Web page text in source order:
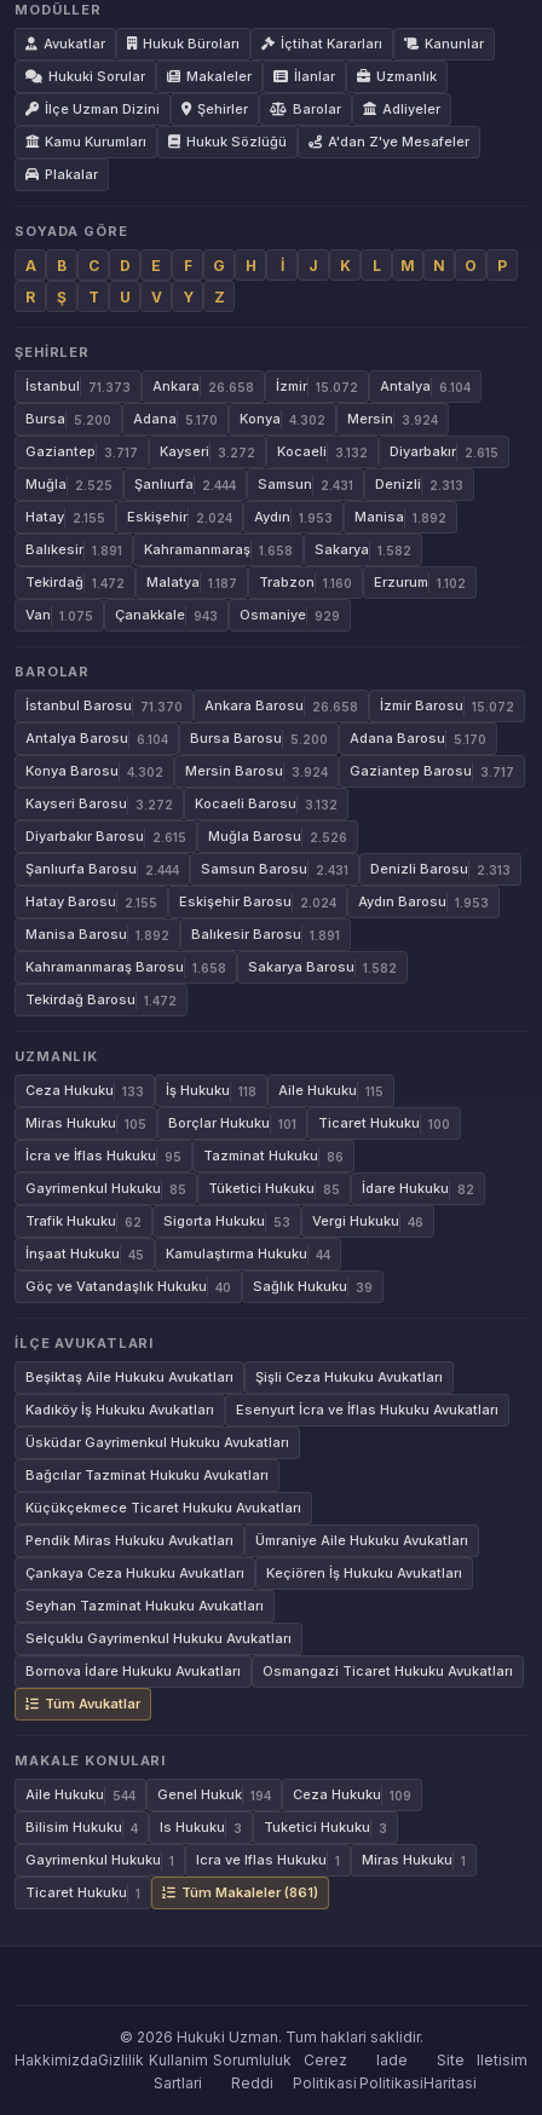
MODÜLLER
Avukatlar
Hukuk Büroları İçtihat Kararları
Kanunlar
Hukuki Sorular
Makaleler İlanlar
Uzmanlık
İlçe Uzman Dizini
Şehirler Barolar
Adliyeler
Kamu Kurumları
Hukuk Sözlüğü
A'dan Z'ye Mesafeler
Plakalar
SOYADA GÖRE
A B C D E F G H İ J K L M N O
P
R
Ş T U V Y Z
ŞEHIRLER
İstanbul
71.373 Ankara 26.658 İzmir 15.072 Antalya 6.104
Bursa 5.200 Adana 5.170 Konya 4.302 Mersin 3.924
Gaziantep 3.717 Kayseri 3.272 Kocaeli 3.132 Diyarbakır 2.615
Muğla 2.525 Şanlıurfa 2.444 Samsun 2.431 Denizli 2.313
Hatay 2.155 Eskişehir 2.024 Aydın 1.953 Manisa 1.892
Balıkesir 1.891 Kahramanmaraş 1.658 Sakarya 1.582
Tekirdağ 1.472 Malatya 1.187 Trabzon 1.160 Erzurum 1.102
Van 1.075 Çanakkale 943 Osmaniye 929
BAROLAR
İstanbul Barosu
71.370 Ankara Barosu 26.658 İzmir Barosu 15.072
Antalya Barosu 6.104 Bursa Barosu 5.200 Adana Barosu 5.170
Konya Barosu 4.302 Mersin Barosu 3.924 Gaziantep Barosu 3.717
Kayseri Barosu 3.272 Kocaeli Barosu 3.132
Diyarbakır Barosu 2.615 Muğla Barosu 2.526
Şanlıurfa Barosu 2.444 Samsun Barosu 2.431 Denizli Barosu 2.313
Hatay Barosu 2.155 Eskişehir Barosu 2.024 Aydın Barosu 1.953
Manisa Barosu 1.892 Balıkesir Barosu 1.891
Kahramanmaraş Barosu 1.658 Sakarya Barosu 1.582
Tekirdağ Barosu 1.472
UZMANLIK
Ceza Hukuku
133 İş Hukuku 118 Aile Hukuku 115
Miras Hukuku 105 Borçlar Hukuku 101 Ticaret Hukuku 100
İcra ve İflas Hukuku 95 Tazminat Hukuku 86
Gayrimenkul Hukuku 85 Tüketici Hukuku 85 İdare Hukuku 82
Trafik Hukuku 62 Sigorta Hukuku 53 Vergi Hukuku 46
İnşaat Hukuku 45 Kamulaştırma Hukuku 44
Göç ve Vatandaşlık Hukuku 40 Sağlık Hukuku 39
İLÇE AVUKATLARI
Beşiktaş Aile Hukuku Avukatları
Şişli Ceza Hukuku Avukatları
Kadıköy İş Hukuku Avukatları
Esenyurt İcra ve İflas Hukuku Avukatları
Üsküdar Gayrimenkul Hukuku Avukatları
Bağcılar Tazminat Hukuku Avukatları
Küçükçekmece Ticaret Hukuku Avukatları
Pendik Miras Hukuku Avukatları
Ümraniye Aile Hukuku Avukatları
Çankaya Ceza Hukuku Avukatları
Keçiören İş Hukuku Avukatları
Seyhan Tazminat Hukuku Avukatları
Selçuklu Gayrimenkul Hukuku Avukatları
Bornova İdare Hukuku Avukatları
Osmangazi Ticaret Hukuku Avukatları
Tüm Avukatlar
MAKALE KONULARI
Aile Hukuku
544 Genel Hukuk 194 Ceza Hukuku 109
Bilisim Hukuku 4 Is Hukuku 3 Tuketici Hukuku 3
Gayrimenkul Hukuku 1 Icra ve Iflas Hukuku 1 Miras Hukuku 1
Ticaret Hukuku 1 Tüm Makaleler (861)
© 2026 Hukuki Uzman. Tum haklari saklidir.
HakkimizdaGizlilik Kullanim
Sartlari
Sorumluluk
Reddi
Cerez
Politikasi
Iade
Politikasi
Site
Haritasi
Iletisim